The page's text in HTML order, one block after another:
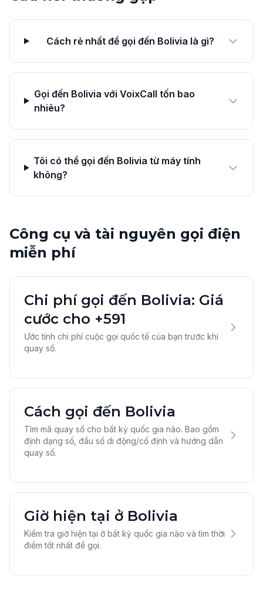
Cách rẻ nhất để gọi đến Bolivia là gì?
Gọi đến Bolivia với VoixCall tốn bao
nhiêu?
Tôi có thể gọi đến Bolivia từ máy tính
không?
Công cụ và tài nguyên gọi điện
miễn phí
Chi phí gọi đến Bolivia: Giá
cước cho +591
Ước tính chi phí cuộc gọi quốc tế của bạn trước khi
quay số.
Cách gọi đến Bolivia
Tìm mã quay số cho bất kỳ quốc gia nào. Bao gồm
định dạng số, đầu số di động/cố định và hướng dẫn
quay số.
Giờ hiện tại ở Bolivia
Kiểm tra giờ hiện tại ở bất kỳ quốc gia nào và tìm thời
điểm tốt nhất để gọi.